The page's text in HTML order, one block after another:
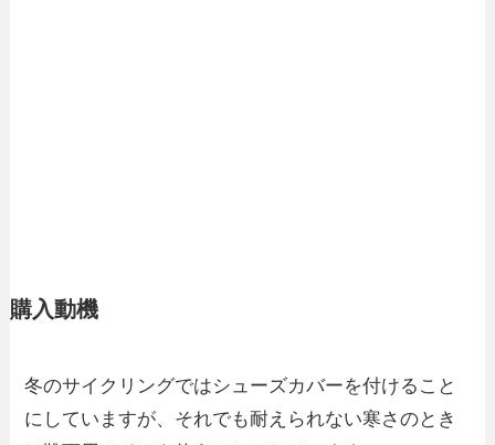
購入動機
冬のサイクリングではシューズカバーを付けること
にしていますが、それでも耐えられない寒さのとき